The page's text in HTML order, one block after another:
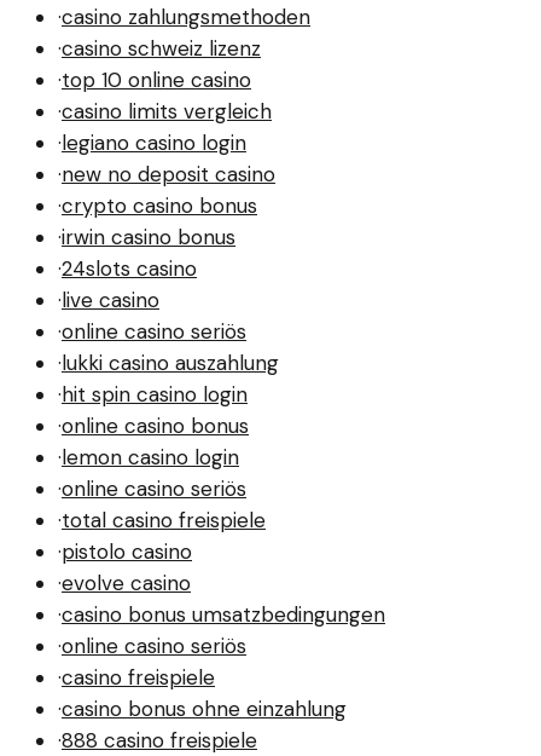
·casino zahlungsmethoden
·casino schweiz lizenz
·top 10 online casino
·casino limits vergleich
·legiano casino login
·new no deposit casino
·crypto casino bonus
·irwin casino bonus
·24slots casino
·live casino
·online casino seriös
·lukki casino auszahlung
·hit spin casino login
·online casino bonus
·lemon casino login
·online casino seriös
·total casino freispiele
·pistolo casino
·evolve casino
·casino bonus umsatzbedingungen
·online casino seriös
·casino freispiele
·casino bonus ohne einzahlung
·888 casino freispiele